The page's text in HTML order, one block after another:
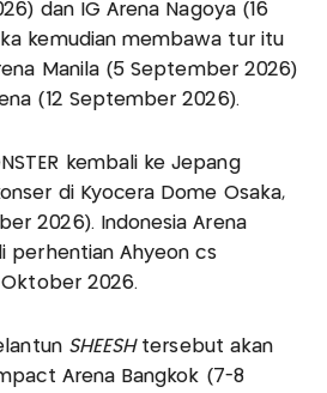
dan IG Arena Nagoya (16
kemudian membawa tur itu
Manila (5 September 2026)
(12 September 2026).
kembali ke Jepang
di Kyocera Dome Osaka,
2026). Indonesia Arena
perhentian Ahyeon cs
Oktober 2026.
SHEESHtersebut akan
Arena Bangkok (7-8